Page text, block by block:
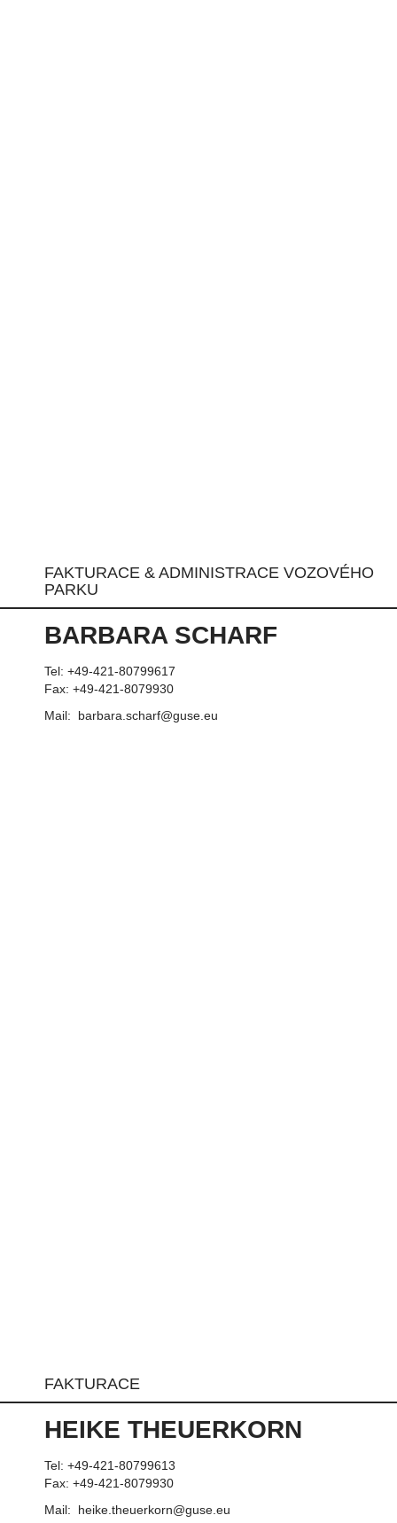
FAKTURACE & ADMINISTRACE VOZOVÉHO
PARKU
BARBARA SCHARF
Tel: +49-421-80799617
Fax: +49-421-8079930
Mail: barbara.scharf@guse.eu
FAKTURACE
HEIKE THEUERKORN
Tel: +49-421-80799613
Fax: +49-421-8079930
Mail: heike.theuerkorn@guse.eu